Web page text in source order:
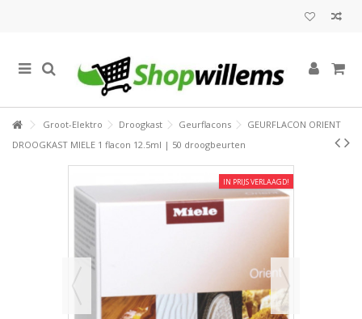
Groot-Elektro Droogkast Geurflacons
GEURFLACON ORIENT
DROOGKAST MIELE 1 flacon 12.5ml | 50 droogbeurten
IN PRIJS VERLAAGD!